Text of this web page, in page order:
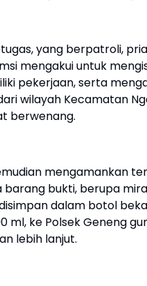
yang berpatroli,
mengakui untuk
pekerjaan, serta
wilayah Kecamatan
berwenang.
mengamankan
barang bukti, berupa
dalam botol
ml, ke Polsek Geneng
lebih lanjut.